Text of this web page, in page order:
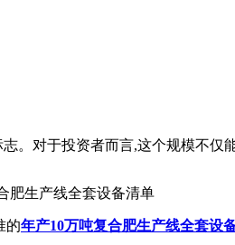
。对于投资者而言,这个规模不
的年产10万吨复合肥生产线全套设